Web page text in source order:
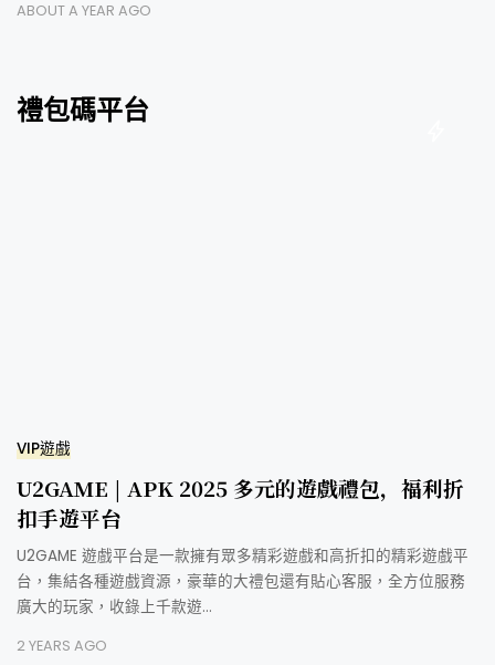
ABOUT A YEAR AGO
禮包碼平台
VIP遊戲
U2GAME | APK 2025 多元的遊戲禮包，福利折
扣手遊平台
U2GAME 遊戲平台是一款擁有眾多精彩遊戲和高折扣的精彩遊戲平
台，集結各種遊戲資源，豪華的大禮包還有貼心客服，全方位服務
廣大的玩家，收錄上千款遊…
2 YEARS AGO